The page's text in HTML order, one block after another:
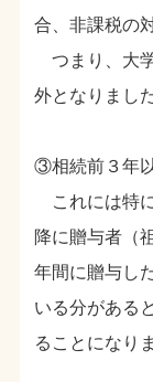
合、非課税の
つまり、大
外となりました
③相続前３年
これには特
降に贈与者（
年間に贈与し
いる分がある
ることになり